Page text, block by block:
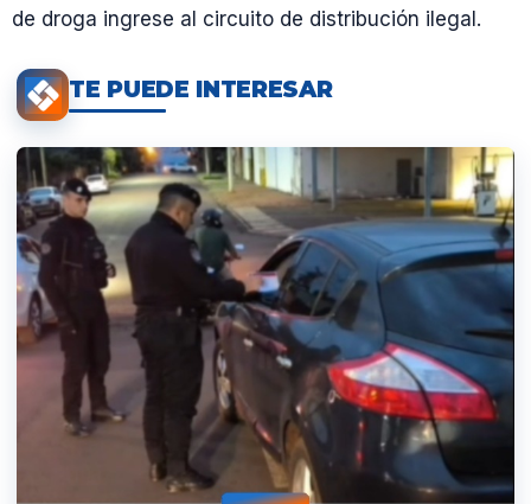
de droga ingrese al circuito de distribución ilegal.
TE PUEDE INTERESAR